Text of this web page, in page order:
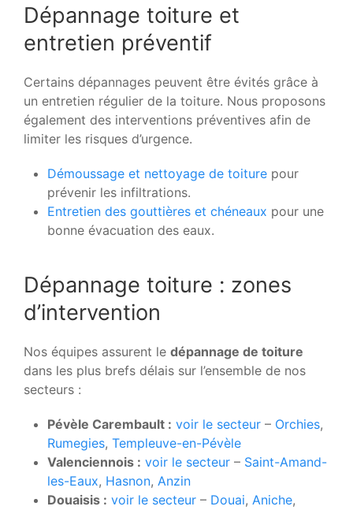
Dépannage toiture et
entretien préventif
Certains dépannages peuvent être évités grâce à
un entretien régulier de la toiture. Nous proposons
également des interventions préventives afin de
limiter les risques d’urgence.
Démoussage et nettoyage de toiture pour
prévenir les infiltrations.
Entretien des gouttières et chéneaux pour une
bonne évacuation des eaux.
Dépannage toiture : zones
d’intervention
Nos équipes assurent le dépannage de toiture
dans les plus brefs délais sur l’ensemble de nos
secteurs :
Pévèle Carembault : voir le secteur – Orchies,
Rumegies, Templeuve-en-Pévèle
Valenciennois : voir le secteur – Saint-Amand-
les-Eaux, Hasnon, Anzin
Douaisis : voir le secteur – Douai, Aniche,